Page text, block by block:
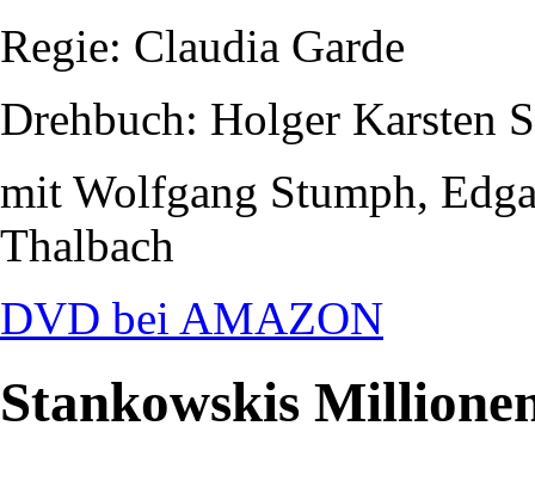
Regie: Claudia Garde
Drehbuch: Holger Karsten
mit Wolfgang Stumph,
Thalbach
DVD bei AMAZON
Stankowskis